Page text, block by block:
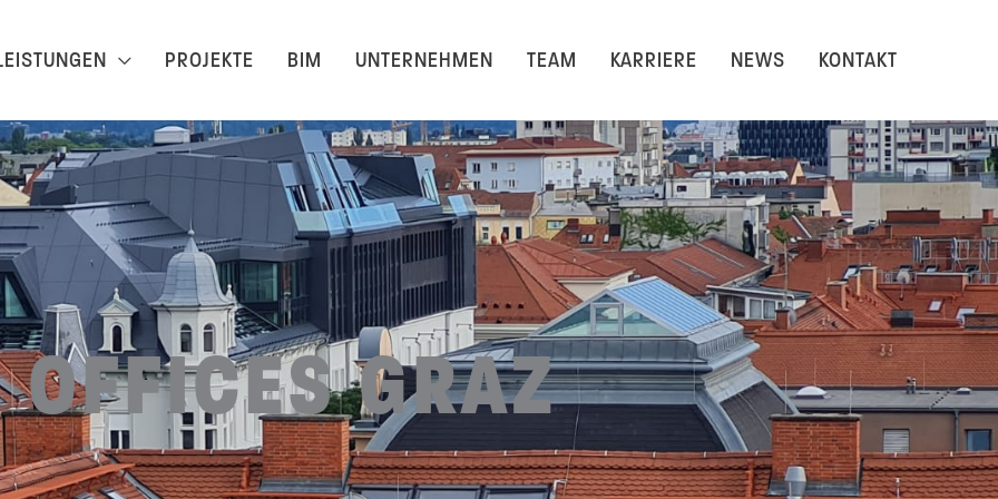
PROJEKTE BIM UNTERNEHMEN TEAM KARRIERE NEWS KONTAKT
GRAZ